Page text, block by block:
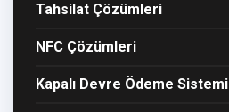
Tahsilat Çözümleri
NFC Çözümleri
Kapalı Devre Ödeme Sistemi